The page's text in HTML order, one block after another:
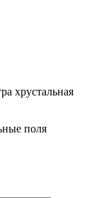
хрустальная
поля